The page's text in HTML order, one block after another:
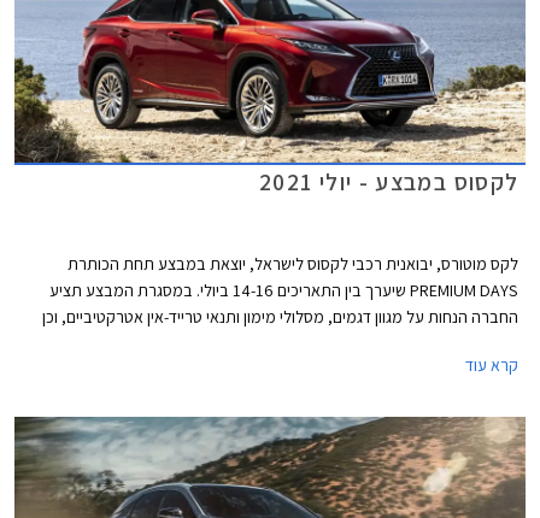
לקסוס במבצע - יולי 2021
לקס מוטורס, יבואנית רכבי לקסוס לישראל, יוצאת במבצע תחת הכותרת
PREMIUM DAYS שיערך בין התאריכים 14-16 ביולי. במסגרת המבצע תציע
החברה הנחות על מגוון דגמים, מסלולי מימון ותנאי טרייד-אין אטרקטיביים, וכן
קרא עוד